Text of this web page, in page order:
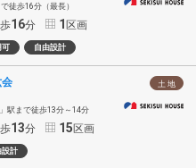
徒歩16分（最長）
16分 1 区画
可 自由設計
土 地
駅まで徒歩13分～14分
13分 15区画
設計